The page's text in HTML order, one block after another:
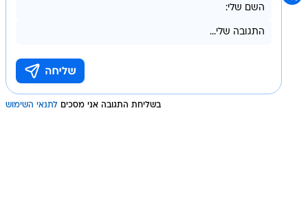
בשליחת התגובה אני מסכים לתנאי השימוש